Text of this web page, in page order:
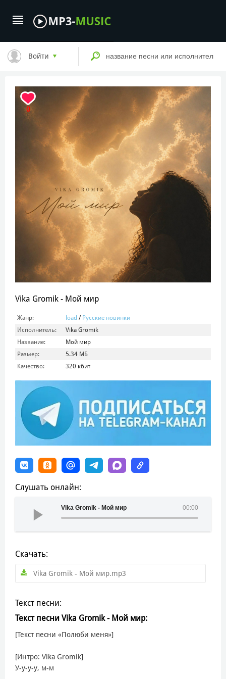
Войти
0
Vika Gromik - Мой мир
Жанр: load / Русские новинки
Исполнитель:
Vika Gromik
Название:
Мой мир
Размер:
5.34 МБ
Качество:
320 кбит
Слушать онлайн:
00:00
Vika Gromik - Мой мир
Скачать:
Vika Gromik - Мой мир.mp3
Текст песни:
Текст песни Vika Gromik - Мой мир:
[Текст песни «Полюби меня»]
[Интро: Vika Gromik]
У-у-у-у, м-м